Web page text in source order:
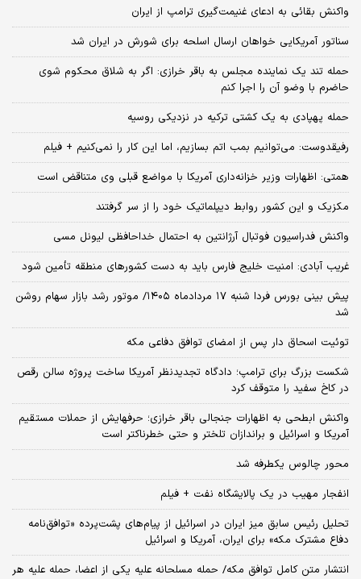
واکنش بقائی به ادعای غنیمت‌گیری ترامپ از ایران
سناتور آمریکایی خواهان ارسال اسلحه برای شورش در ایران شد
حمله تند یک نماینده مجلس به باقر خرازی: اگر به شلاق محکوم شوی
حاضرم با وضو آن را اجرا کنم
حمله پهپادی به یک کشتی ترکیه در نزدیکی روسیه
رفیقدوست: می‌توانیم بمب اتم بسازیم، اما این کار را نمی‌کنیم + فیلم
همتی: اظهارات وزیر خزانه‌داری آمریکا با مواضع قبلی وی متناقض است
مکزیک و این کشور روابط دیپلماتیک خود را از سر گرفتند
واکنش فدراسیون فوتبال آرژانتین به احتمال خداحافظی لیونل مسی
غریب آبادی: امنیت خلیج فارس باید به دست کشورهای منطقه تأمین شود
پیش بینی بورس فردا شنبه ۱۷ مردادماه ۱۴۰۵/ موتور رشد بازار سهام روشن
شد
توئیت اسحاق دار پس از امضای توافق دفاعی مکه
شکست بزرگ برای ترامپ؛ دادگاه تجدیدنظر آمریکا ساخت پروژه سالن رقص
در کاخ سفید را متوقف کرد
واکنش ابطحی به اظهارات جنجالی باقر خرازی؛ حرفهایش از حملات مستقیم
آمریکا و اسرائیل و براندازان تلختر و حتی خطرناکتر است
محور چالوس یکطرفه شد
انفجار مهیب در یک پالایشگاه نفت + فیلم
تحلیل رئیس سابق میز ایران در اسرائیل از پیام‌های پشت‌پرده «توافق‌نامه
دفاع مشترک مکه» برای ایران، آمریکا و اسرائیل
انتشار متن کامل توافق مکه/ حمله مسلحانه علیه یکی از اعضا، حمله علیه هر